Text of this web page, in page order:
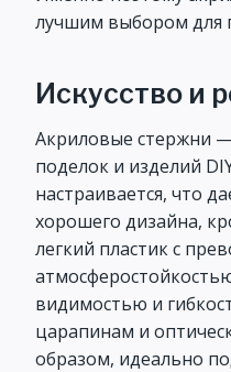
лучшим выбором для
Искусство и
Акриловые стержни
поделок и изделий
настраивается, что
хорошего дизайна,
легкий пластик с
видимостью и
царапинам и
образом, идеально